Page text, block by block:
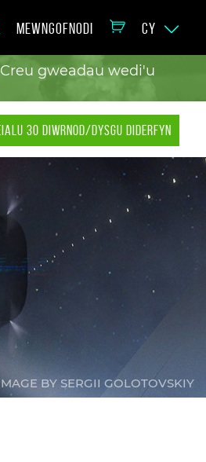
MEWNGOFNODI CY
gweadau wedi'u
30 DIWRNOD/DYSGU DIDERFYN
BY SERGII GOLOTOVSKIY